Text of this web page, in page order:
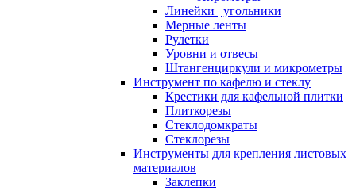
Линейки | угольники
Мерные ленты
Рулетки
Уровни и отвесы
Штангенциркули и микрометры
Инструмент по кафелю и стеклу
Крестики для кафельной плитки
Плиткорезы
Стеклодомкраты
Стеклорезы
Инструменты для крепления листовых
материалов
Заклепки